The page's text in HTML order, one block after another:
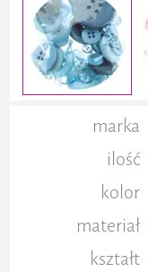
marka
ilość
kolor
materiał
kształt